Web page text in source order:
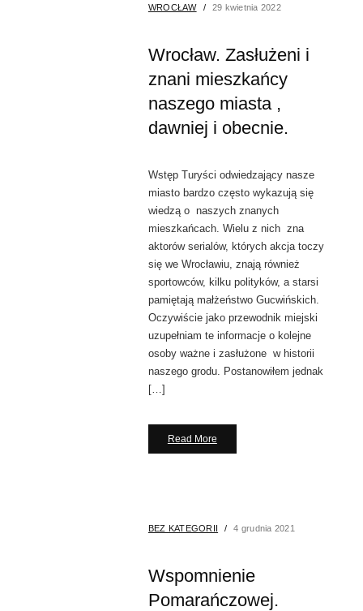
WROCŁAW 29 kwietnia 2022
Wrocław. Zasłużeni i
znani mieszkańcy
naszego miasta ,
dawniej i obecnie.
Wstęp Turyści odwiedzający nasze
miasto bardzo często wykazują się
wiedzą o naszych znanych
mieszkańcach. Wielu z nich zna
aktorów serialów, których akcja toczy
się we Wrocławiu, znają również
sportowców, kilku polityków, a starsi
pamiętają małżeństwo Gucwińskich.
Oczywiście jako przewodnik miejski
uzupełniam te informacje o kolejne
osoby ważne i zasłużone w historii
naszego grodu. Postanowiłem jednak
[…]
Read More
BEZ KATEGORII 4 grudnia 2021
Wspomnienie
Pomarańczowej.